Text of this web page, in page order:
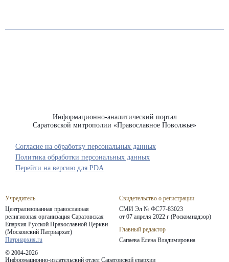
Информационно-аналитический портал
Саратовской митрополии «Православное Поволжье»
Учредитель
Централизованная православная
религиозная организация Саратовская
Епархия Русской Православной Церкви
(Московский Патриархат)
Патриархия.ru
Свидетельство о регистрации
СМИ Эл № ФС77-83023
от 07 апреля 2022 г (Роскомнадзор)
Главный редактор
Сапаева Елена Владимировна
© 2004-2026
Информационно-издательский отдел Саратовской епархии
Согласие на обработку персональных данных
Политика обработки персональных данных
Перейти на версию для PDA